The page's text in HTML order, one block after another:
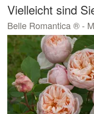
Vielleicht sind
Belle Romantica ® -